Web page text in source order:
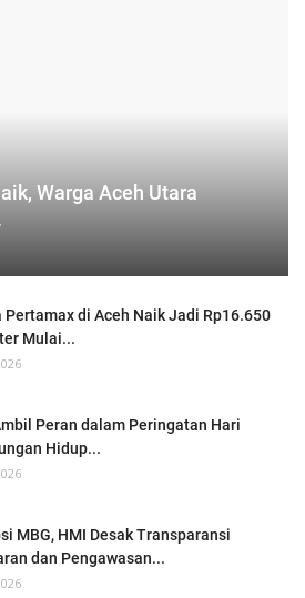
Warga Aceh Utara
Pertamax di Aceh Naik Jadi Rp16.650
Mulai...
Peran dalam Peringatan Hari
Hidup...
MBG, HMI Desak Transparansi
dan Pengawasan...